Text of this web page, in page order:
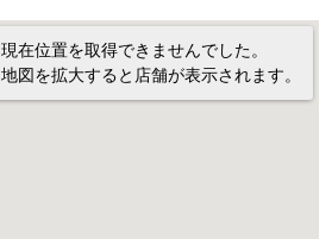
現在位置を取得できませんでした。
地図を拡大すると店舗が表示されます。